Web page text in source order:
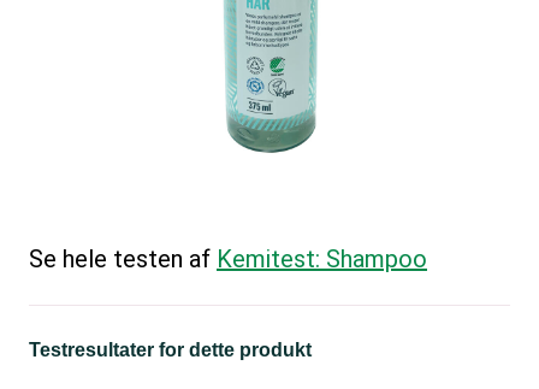
Se hele testen af Kemitest: Shampoo
Testresultater for dette produkt